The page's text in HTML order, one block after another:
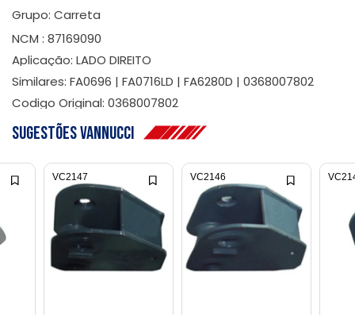
Grupo: Carreta
NCM : 87169090
Aplicação: LADO DIREITO
Similares: FA0696 | FA0716LD | FA6280D | 0368007802
Codigo Original: 0368007802
Sugestões Vannucci
VC2147 VC2146